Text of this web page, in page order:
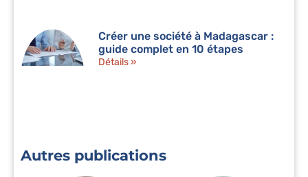
Créer une société à Madagascar :
guide complet en 10 étapes
Détails »
Autres publications